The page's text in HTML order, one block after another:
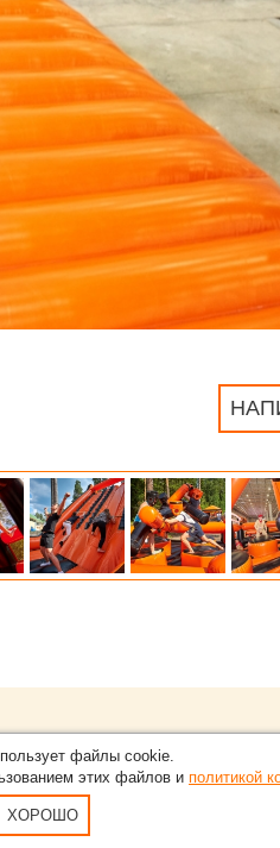
Обращайтесь на портал
С новостями, пресс-
По вопросам добавления
Пользовательское
файлы cookie.
этих файлов и политикой
ХОРОШО